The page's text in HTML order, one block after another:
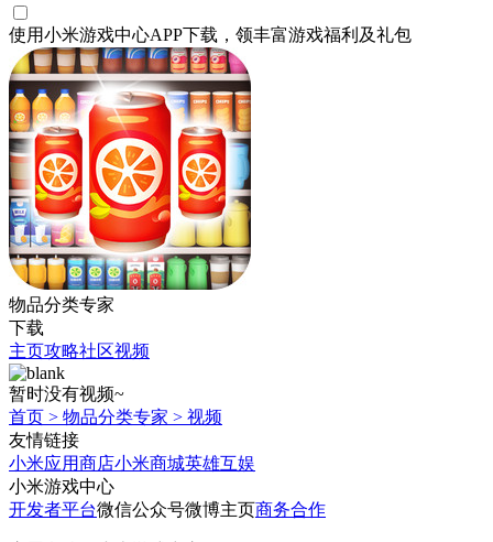
使用小米游戏中心APP下载 ，领丰富游戏福利 及礼包
物品分类专家
下载
主页攻略社区视频
暂时没有视频~
首页 > 物品分类专家 > 视频
友情链接
小米应用商店小米商城英雄互娱
小米游戏中心
开发者平台微信公众号微博主页商务合作